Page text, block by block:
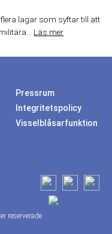
lagar som syftar till att
Läs mer
Pressrum
Integritetspolicy
Visselblåsarfunktion
reserverade